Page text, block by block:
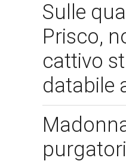
Sulle
Prisco,
cattivo
databile